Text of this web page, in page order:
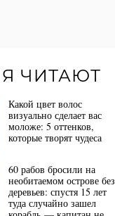
ЧИТАЮТ
Какой цвет волос
визуально сделает вас
моложе: 5 оттенков,
которые творят чудеса
60 рабов бросили на
необитаемом острове без
деревьев: спустя 15 лет
туда случайно зашел